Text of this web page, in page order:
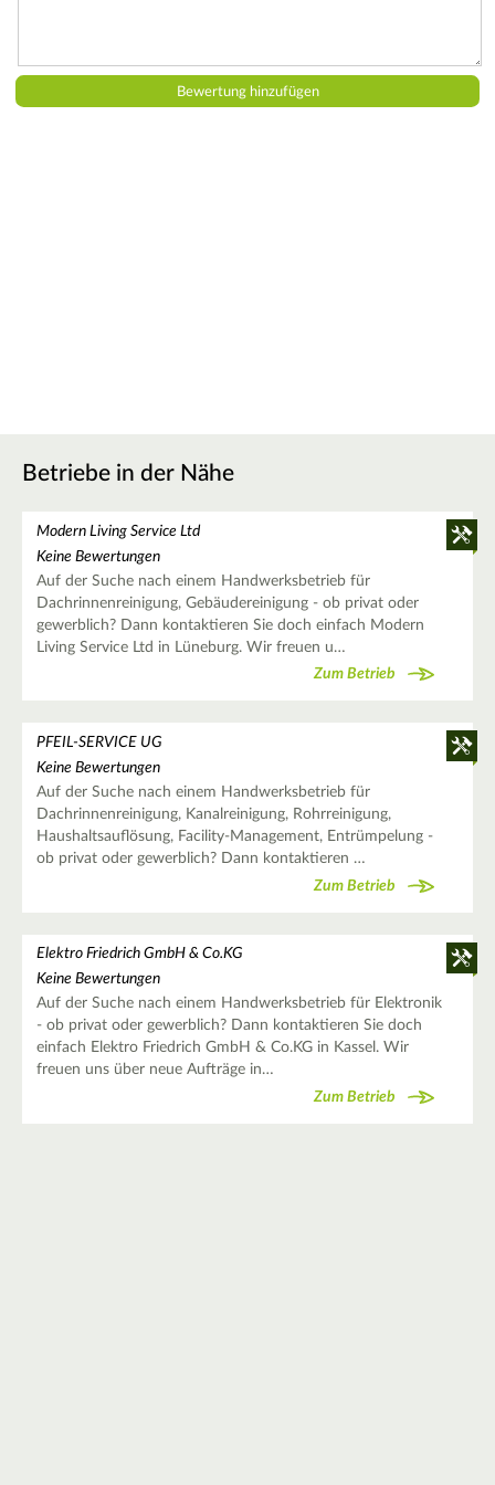
Betriebe in der Nähe
Modern Living Service Ltd
Keine Bewertungen
Auf der Suche nach einem Handwerksbetrieb für
Dachrinnenreinigung, Gebäudereinigung - ob privat oder
gewerblich? Dann kontaktieren Sie doch einfach Modern
Living Service Ltd in Lüneburg. Wir freuen u…
Zum Betrieb
PFEIL-SERVICE UG
Keine Bewertungen
Auf der Suche nach einem Handwerksbetrieb für
Dachrinnenreinigung, Kanalreinigung, Rohrreinigung,
Haushaltsauflösung, Facility-Management, Entrümpelung -
ob privat oder gewerblich? Dann kontaktieren …
Zum Betrieb
Elektro Friedrich GmbH & Co.KG
Keine Bewertungen
Auf der Suche nach einem Handwerksbetrieb für Elektronik
- ob privat oder gewerblich? Dann kontaktieren Sie doch
einfach Elektro Friedrich GmbH & Co.KG in Kassel. Wir
freuen uns über neue Aufträge in…
Zum Betrieb